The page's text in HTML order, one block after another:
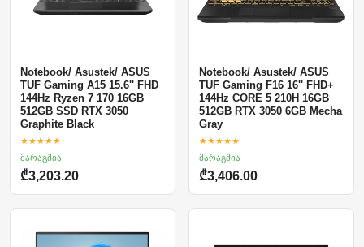
Notebook/ Asustek/ ASUS
TUF Gaming A15 15.6'' FHD
144Hz Ryzen 7 170 16GB
512GB SSD RTX 3050
Graphite Black
★★★★★
მარაგშია
₾3,203.20
Notebook/ Asustek/ ASUS
TUF Gaming F16 16'' FHD+
144Hz CORE 5 210H 16GB
512GB RTX 3050 6GB Mecha
Gray
★★★★★
მარაგშია
₾3,406.00